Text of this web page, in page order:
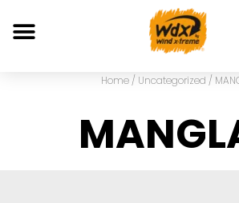
Home/ Uncategorized /